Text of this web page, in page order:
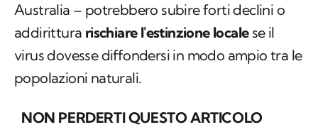
Australia – potrebbero subire forti declini o
addirittura rischiare l'estinzione localese il
virus dovesse diffondersi in modo ampio tra le
popolazioni naturali.
NON PERDERTI QUESTO ARTICOLO